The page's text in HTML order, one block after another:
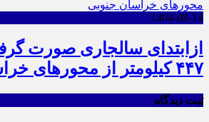
1404-08-14
ازابتدای سالجاری صورت
۴۴۷ کیلومتر از محورهای خراسان جنوبی
ثبت دیدگاه